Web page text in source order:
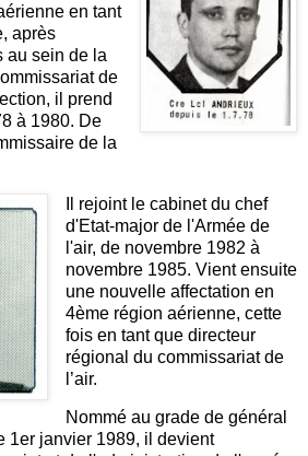
en tant
après
au sein de la
de
il prend
à 1980. De
de la
Il rejoint le cabinet du chef
d'Etat-major de l'Armée de
l'air, de novembre 1982 à
novembre 1985. Vient ensuite
une nouvelle affectation en
4ème région aérienne, cette
fois en tant que directeur
régional du commissariat de
l’air.
Nommé au grade de général
1er janvier 1989, il devient